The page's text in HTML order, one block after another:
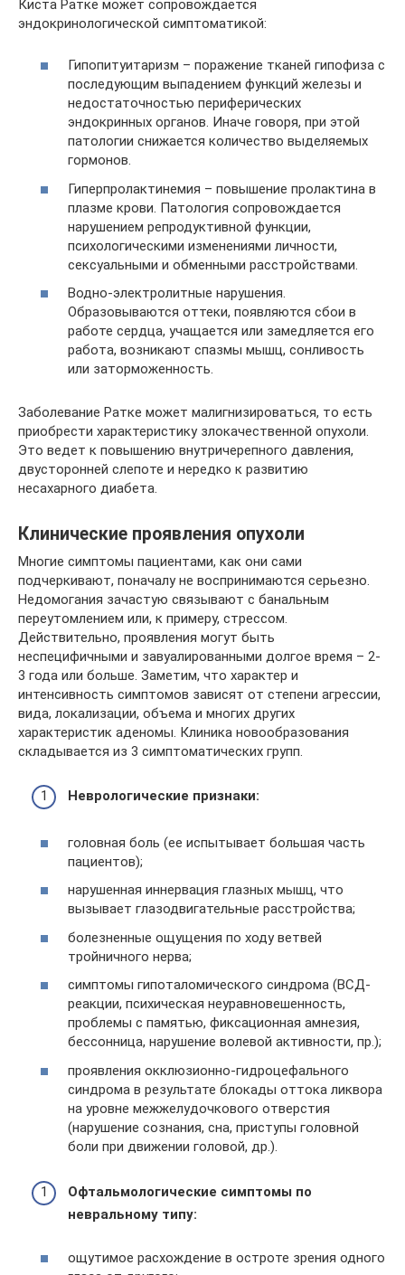
Киста Ратке может сопровождается
эндокринологической симптоматикой:
Гипопитуитаризм – поражение тканей гипофиза с
последующим выпадением функций железы и
недостаточностью периферических
эндокринных органов. Иначе говоря, при этой
патологии снижается количество выделяемых
гормонов.
Гиперпролактинемия – повышение пролактина в
плазме крови. Патология сопровождается
нарушением репродуктивной функции,
психологическими изменениями личности,
сексуальными и обменными расстройствами.
Водно-электролитные нарушения.
Образовываются оттеки, появляются сбои в
работе сердца, учащается или замедляется его
работа, возникают спазмы мышц, сонливость
или заторможенность.
Заболевание Ратке может малигнизироваться, то есть
приобрести характеристику злокачественной опухоли.
Это ведет к повышению внутричерепного давления,
двусторонней слепоте и нередко к развитию
несахарного диабета.
Клинические проявления опухоли
Многие симптомы пациентами, как они сами
подчеркивают, поначалу не воспринимаются серьезно.
Недомогания зачастую связывают с банальным
переутомлением или, к примеру, стрессом.
Действительно, проявления могут быть
неспецифичными и завуалированными долгое время – 2-
3 года или больше. Заметим, что характер и
интенсивность симптомов зависят от степени агрессии,
вида, локализации, объема и многих других
характеристик аденомы. Клиника новообразования
складывается из 3 симптоматических групп.
Неврологические признаки:
головная боль (ее испытывает большая часть
пациентов);
нарушенная иннервация глазных мышц, что
вызывает глазодвигательные расстройства;
болезненные ощущения по ходу ветвей
тройничного нерва;
симптомы гипоталомического синдрома (ВСД-
реакции, психическая неуравновешенность,
проблемы с памятью, фиксационная амнезия,
бессонница, нарушение волевой активности, пр.);
проявления окклюзионно-гидроцефального
синдрома в результате блокады оттока ликвора
на уровне межжелудочкового отверстия
(нарушение сознания, сна, приступы головной
боли при движении головой, др.).
Офтальмологические симптомы по
невральному типу:
ощутимое расхождение в остроте зрения одного